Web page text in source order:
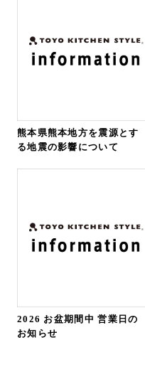
熊本県熊本地方を震源とす
る地震の影響について
2026 お盆期間中 営業日の
お知らせ